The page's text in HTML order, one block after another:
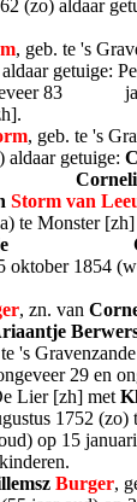
(zo) aldaar
, geb. te 's
getuige:
83 jaar
, geb. te 's
aldaar getuige:
Storm van
te Monster
oktober 1854
, zn. van
's
29 en
Lier [zh] met
1752
op 15
Burger,